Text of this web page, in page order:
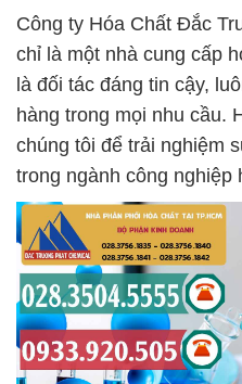
Công ty Hóa Chất Đắc
chỉ là một nhà cung cấp
là đối tác đáng tin cậy,
hàng trong mọi nhu cầu.
chúng tôi để trải nghiệm
trong ngành công nghiệp